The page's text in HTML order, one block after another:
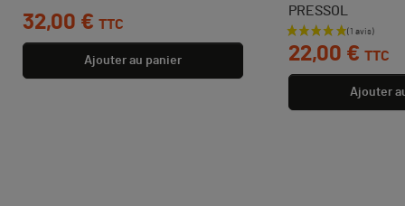
Prix
32,00 € TTC
Ajouter au panier
PRESSOL
Prix
22,00 € TTC
Ajouter